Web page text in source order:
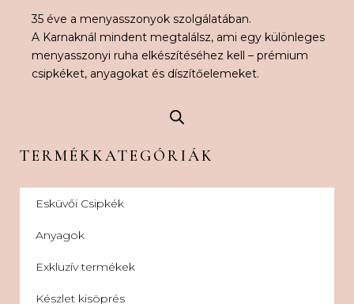
35 éve a menyasszonyok szolgálatában.
A Karnaknál mindent megtalálsz, ami egy különleges
menyasszonyi ruha elkészítéséhez kell – prémium
csipkéket, anyagokat és díszítőelemeket.
TERMÉKKATEGÓRIÁK
Esküvői Csipkék
Anyagok
Exkluzív termékek
Készlet kisöprés